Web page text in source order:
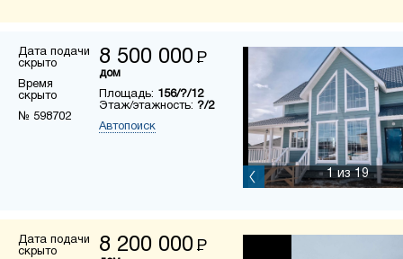
Дата подачи
скрыто
Время
скрыто
№ 598702
8 500 000 Р
дом
Площадь: 156/?/12
Этаж/этажность: ?/2
Автопоиск
1из 19
Дата подачи
скрыто
8 200 000 Р